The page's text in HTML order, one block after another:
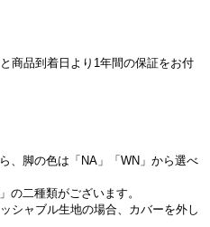
商品到着日より1年間の保証をお付
、脚の色は「NA」「WN」から選べ
の二種類がございます。
シャブル生地の場合、カバーを外し